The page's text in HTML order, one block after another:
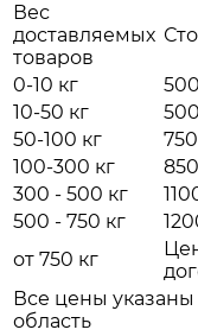
Вес
доставляемых
товаров
0-10 кг
10-50 кг
50-100 кг
100-300 кг
300 - 500 кг
500 - 750 кг
от 750 кг
Все цены указаны
область